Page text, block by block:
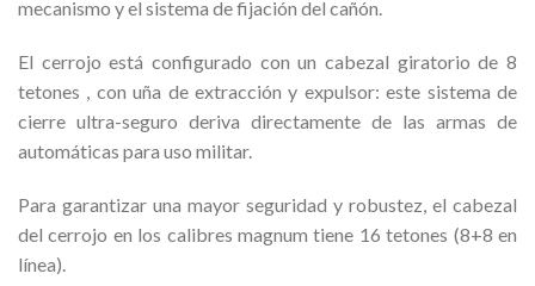
mecanismo y el sistema de fijación del cañón.
El cerrojo está configurado con un cabezal giratorio de 8
tetones , con uña de extracción y expulsor: este sistema de
cierre ultra-seguro deriva directamente de las armas de
automáticas para uso militar.
Para garantizar una mayor seguridad y robustez, el cabezal
del cerrojo en los calibres magnum tiene 16 tetones (8+8 en
línea).